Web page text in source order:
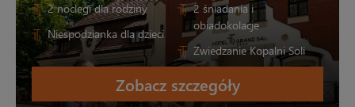
2 noclegi dla rodziny
Niespodzianka dla dzieci
2 śniadania i
obiadokolacje
Zwiedzanie Kopalni Soli
Zobacz szczegóły